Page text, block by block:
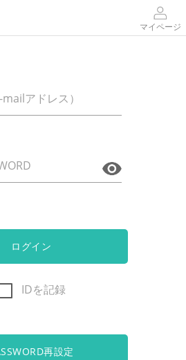
マイページ
アドレス）
ログイン
IDを記録
再設定